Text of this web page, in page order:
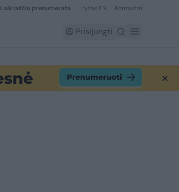
Laikraščio prenumerata Lrytas EN Kontaktai
Prisijungti